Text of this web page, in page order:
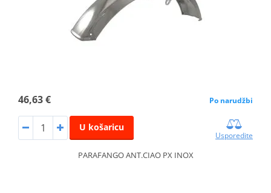
46,63 € Po narudžbi
U košaricu
Usporedite
PARAFANGO ANT.CIAO PX INOX